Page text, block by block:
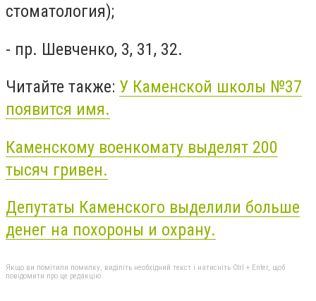
стоматология);
- пр. Шевченко, 3, 31, 32.
Читайте также: У Каменской школы №37
появится имя.
Каменскому военкомату выделят 200
тысяч гривен.
Депутаты Каменского выделили больше
денег на похороны и охрану.
Якщо ви помітили помилку, виділіть необхідний текст і натисніть Ctrl + Enter, щоб
повідомити про це редакцію